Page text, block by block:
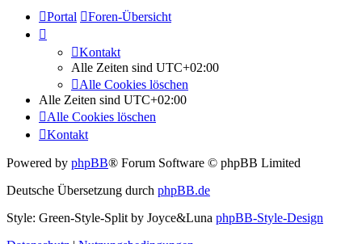
Portal Foren-Übersicht
Kontakt
Alle Zeiten sind UTC+02:00
Alle Cookies löschen
Alle Zeiten sind UTC+02:00
Alle Cookies löschen
Kontakt
Powered by phpBB® Forum Software © phpBB Limited
Deutsche Übersetzung durch phpBB.de
Style: Green-Style-Split by Joyce&Luna phpBB-Style-Design